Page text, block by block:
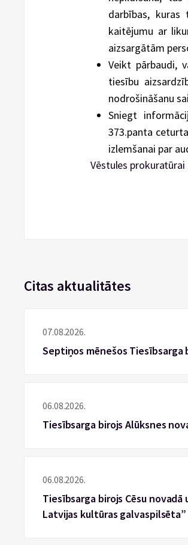
darbības,
kaitējumu ar
aizsargātām
Veikt pārbaudi,
tiesību
nodrošināšanu
Sniegt
373.panta
izlemšanai par
Vēstules
Citas aktualitātes
07.08.2026.
Septiņos mēnešos Tiesībsarga
06.08.2026.
Tiesībsarga birojs Alūksnes
06.08.2026.
Tiesībsarga birojs Cēsu
Latvijas kultūras galvaspilsēta”